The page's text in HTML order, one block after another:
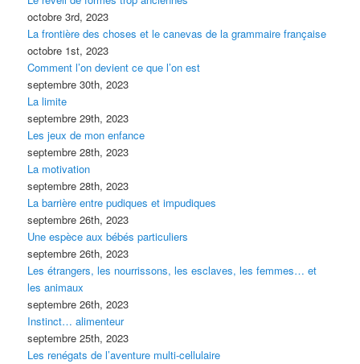
octobre 3rd, 2023
La frontière des choses et le canevas de la grammaire française
octobre 1st, 2023
Comment l’on devient ce que l’on est
septembre 30th, 2023
La limite
septembre 29th, 2023
Les jeux de mon enfance
septembre 28th, 2023
La motivation
septembre 28th, 2023
La barrière entre pudiques et impudiques
septembre 26th, 2023
Une espèce aux bébés particuliers
septembre 26th, 2023
Les étrangers, les nourrissons, les esclaves, les femmes… et
les animaux
septembre 26th, 2023
Instinct… alimenteur
septembre 25th, 2023
Les renégats de l’aventure multi-cellulaire